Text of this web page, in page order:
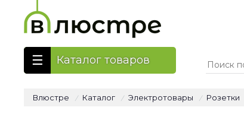
Каталог товаров
Влюстре / Каталог / Электротовары / Розетки